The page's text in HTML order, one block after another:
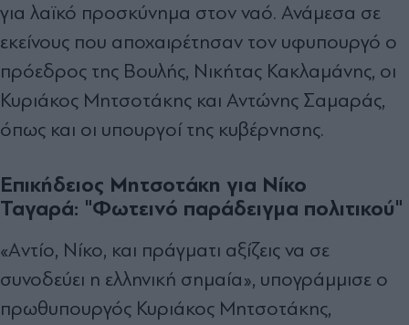
για λαϊκό προσκύνημα στον ναό. Ανάμεσα σε
εκείνους που αποχαιρέτησαν τον υφυπουργό ο
πρόεδρος της Βουλής, Νικήτας Κακλαμάνης, οι
Κυριάκος Μητσοτάκης και Αντώνης Σαμαράς,
όπως και οι υπουργοί της κυβέρνησης.
Επικήδειος Μητσοτάκη για Νίκο
Ταγαρά: "Φωτεινό παράδειγμα πολιτικού"
«Aντίο, Νίκο, και πράγματι αξίζεις να σε
συνοδεύει η ελληνική σημαία», υπογράμμισε ο
πρωθυπουργός Κυριάκος Μητσοτάκης,